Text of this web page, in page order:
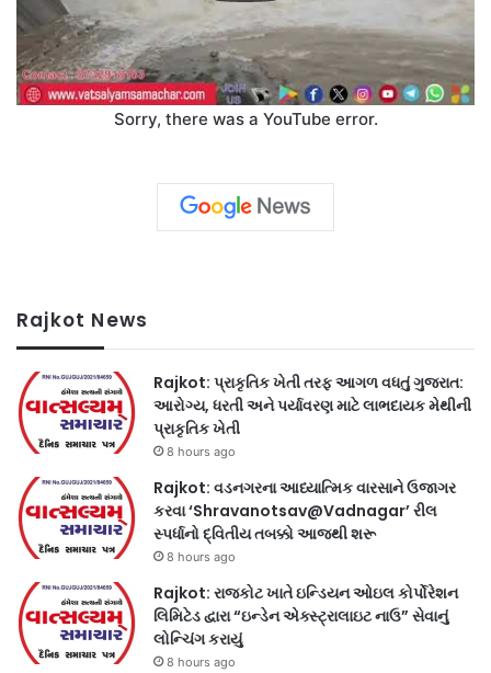
Sorry, there was a YouTube error.
Rajkot News
Rajkot: પ્રાકૃતિક ખેતી તરફ આગળ વધતું ગુજરાત:
આરોગ્ય, ધરતી અને પર્યાવરણ માટે લાભદાયક મેથીની
પ્રાકૃતિક ખેતી
8 hours ago
Rajkot: વડનગરના આધ્યાત્મિક વારસાને ઉજાગર
કરવા ‘Shravanotsav@Vadnagar’ રીલ
સ્પર્ધાનો દ્વિતીય તબક્કો આજથી શરૂ
8 hours ago
Rajkot: રાજકોટ ખાતે ઇન્ડિયન ઓઇલ કોર્પોરેશન
લિમિટેડ દ્વારા “ઇન્ડેન એક્સ્ટ્રાલાઇટ નાઉ” સેવાનું
લોન્ચિંગ કરાયું
8 hours ago